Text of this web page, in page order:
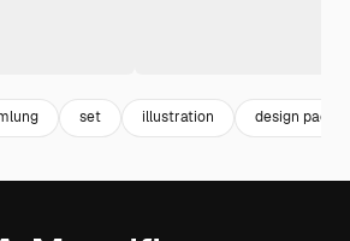
set illustration design pack